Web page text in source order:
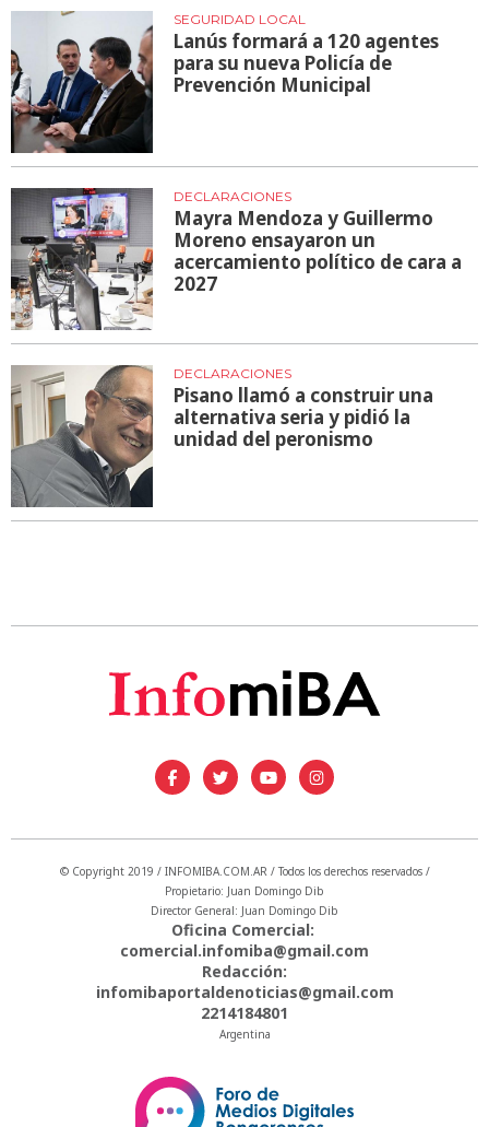
SEGURIDAD LOCAL
Lanús formará a 120 agentes
para su nueva Policía de
Prevención Municipal
DECLARACIONES
Mayra Mendoza y Guillermo
Moreno ensayaron un
acercamiento político de cara a
2027
DECLARACIONES
Pisano llamó a construir una
alternativa seria y pidió la
unidad del peronismo
© Copyright 2019 / INFOMIBA.COM.AR / Todos los derechos reservados /
Propietario: Juan Domingo Dib
Director General: Juan Domingo Dib
Oficina Comercial:
comercial.infomiba@gmail.com
Redacción:
infomibaportaldenoticias@gmail.com
2214184801
Argentina